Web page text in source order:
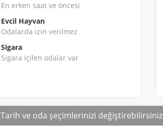
En erken saat ve öncesi
Evcil Hayvan
Odalarda izin verilmez
Sigara
Sigara içilen odalar var
Tarih ve oda şeçimlerinizi değiştirebilirsiniz